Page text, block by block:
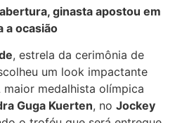
ginasta apostou em
a ocasião
, estrela da cerimônia de
um look impactante
medalhista olímpica
Guga Kuerten, no Jockey